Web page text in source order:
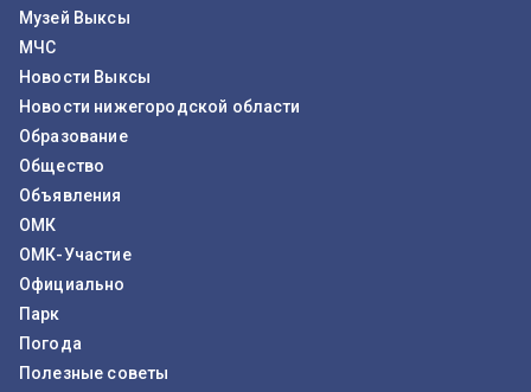
Музей Выксы
МЧС
Новости Выксы
Новости нижегородской области
Образование
Общество
Объявления
ОМК
ОМК-Участие
Официально
Парк
Погода
Полезные советы